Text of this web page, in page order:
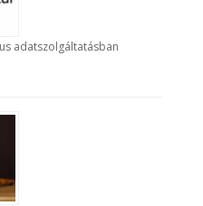
adatszolgáltatásban